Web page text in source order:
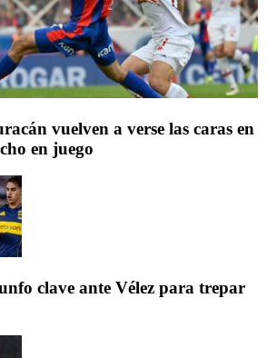
vuelven a verse las caras en
en juego
clave ante Vélez para trepar